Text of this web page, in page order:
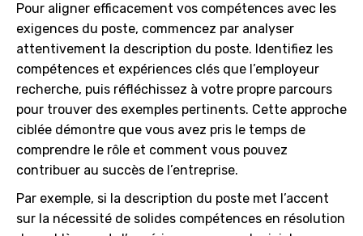
Pour aligner efficacement vos compétences avec les
exigences du poste, commencez par analyser
attentivement la description du poste. Identifiez les
compétences et expériences clés que l’employeur
recherche, puis réfléchissez à votre propre parcours
pour trouver des exemples pertinents. Cette approche
ciblée démontre que vous avez pris le temps de
comprendre le rôle et comment vous pouvez
contribuer au succès de l’entreprise.
Par exemple, si la description du poste met l’accent
sur la nécessité de solides compétences en résolution